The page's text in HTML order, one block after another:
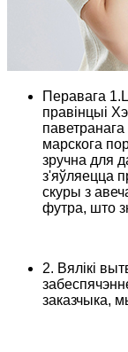
Перавага
правінцыі
марскога
зручна для
з'яўляецца
скуры з
футра, што
2. Вялікі
заказчыка,